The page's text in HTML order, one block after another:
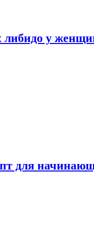
либидо у
для